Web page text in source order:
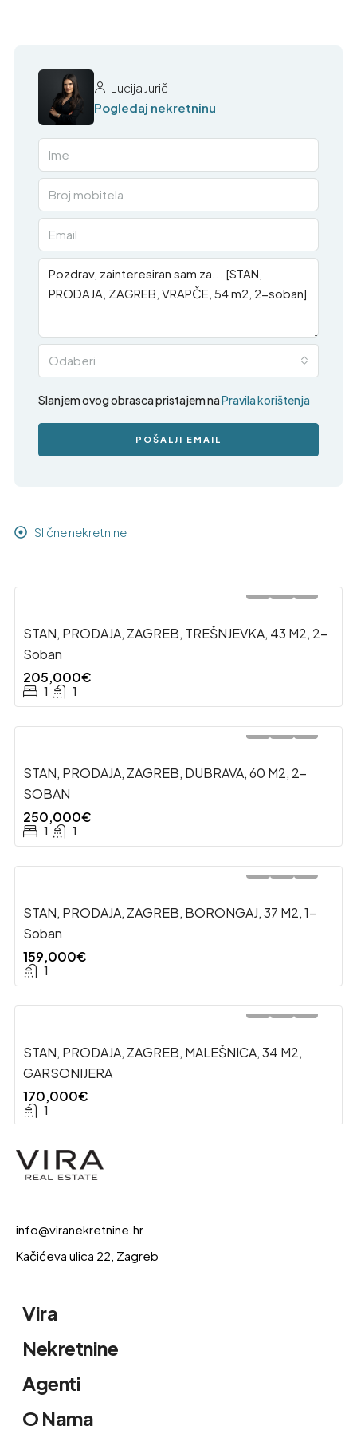
Lucija Jurič
Pogledaj nekretninu
Odaberi
Slanjem ovog obrasca pristajem naPravila korištenja
POŠALJI EMAIL
Slične nekretnine
STAN, PRODAJA, ZAGREB, TREŠNJEVKA, 43 M2, 2-
Soban
205,000€
1 1
STAN, PRODAJA, ZAGREB, DUBRAVA, 60 M2, 2-
SOBAN
250,000€
1 1
STAN, PRODAJA, ZAGREB, BORONGAJ, 37 M2, 1-
Soban
159,000€
1
STAN, PRODAJA, ZAGREB, MALEŠNICA, 34 M2,
GARSONIJERA
170,000€
1
info@viranekretnine.hr
Kačićeva ulica 22, Zagreb
Vira
Nekretnine
Agenti
O Nama